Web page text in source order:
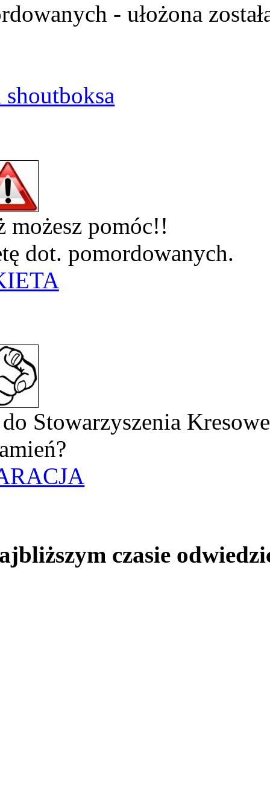
- ułożona
możesz pomóc!!
dot. pomordowanych.
Stowarzyszenia
czasie